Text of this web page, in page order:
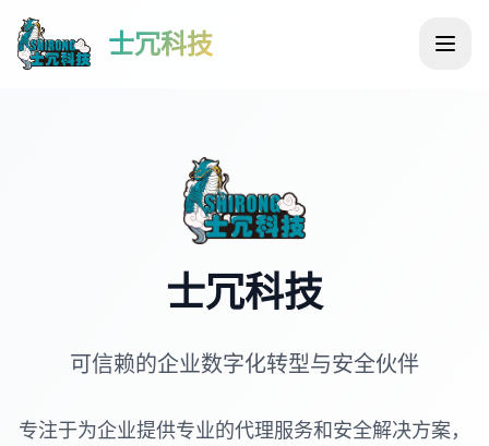
士冗科技
士冗科技
可信赖的企业数字化转型与安全伙伴
专注于为企业提供专业的代理服务和安全解决方案，